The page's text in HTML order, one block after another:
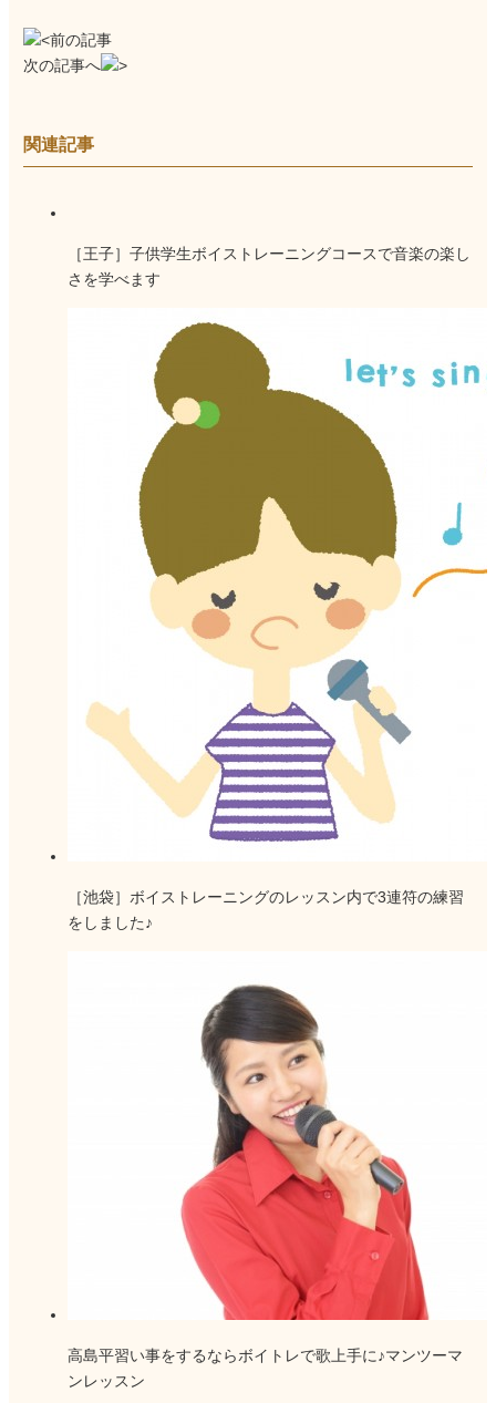
前の記事
次の記事へ
関連記事
［王子］子供学生ボイストレーニングコースで音楽の楽し
さを学べます
［池袋］ボイストレーニングのレッスン内で3連符の練習
をしました♪
高島平習い事をするならボイトレで歌上手に♪マンツーマ
ンレッスン